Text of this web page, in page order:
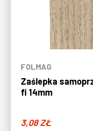
FOLMAG
Zaślepka
fi 14mm
3,08ZŁ